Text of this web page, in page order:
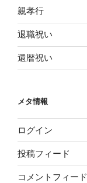
親孝行
退職祝い
還暦祝い
メタ情報
ログイン
投稿フィード
コメントフィード